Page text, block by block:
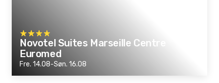
Novotel Suites Marseille Centre
Euromed
Fre. 14.08-Søn. 16.08